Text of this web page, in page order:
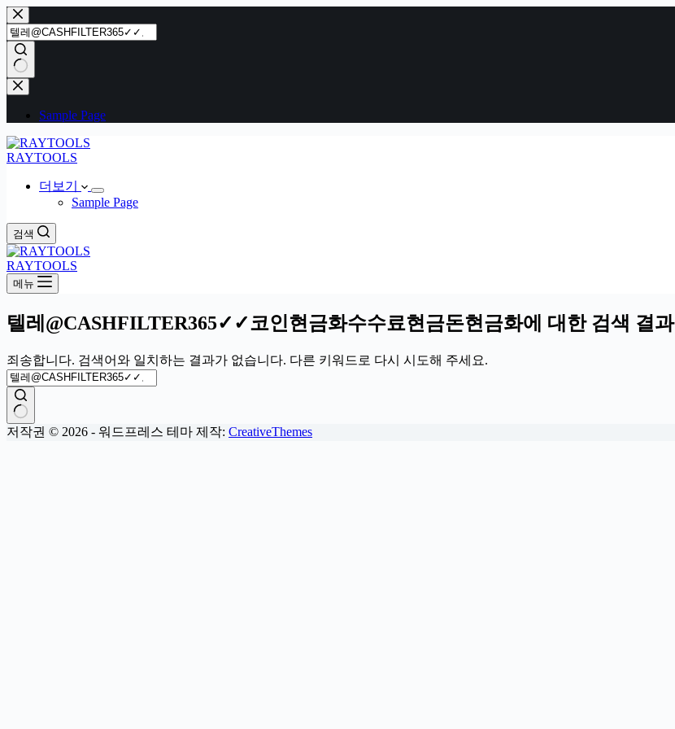
본
문
으
로
건
너
기
결
음
Sample Page
RAYTOOLS
더보기
Sample Page
검색
RAYTOOLS
메뉴
텔레@CASHFILTER365✓✓코인현금화수수료현금돈현금화에 대한 검색 결과
죄송합니다. 검색어와 일치하는 결과가 없습니다. 다른 키워드로 다시 시도해 주세요.
결
저작권 © 2026 - 워드프레스 테마 제작: CreativeThemes